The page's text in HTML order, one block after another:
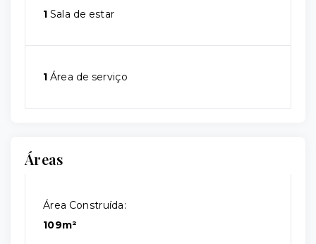
1 Sala de estar
1 Área de serviço
Áreas
Área Construída:
109m²